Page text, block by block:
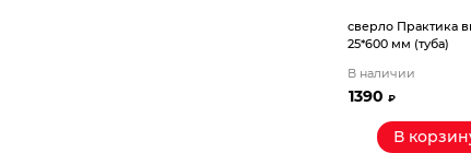
сверло Практика
25*600 мм (туба)
В наличии
1390₽
В